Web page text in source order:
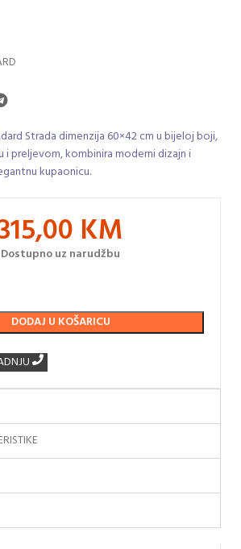
Strada dimenzija 60×42 cm u bijeloj boji,
preljevom, kombinira moderni dizajn i
kupaonicu.
KM
Dostupno uz narudžbu
DODAJ U KOŠARICU